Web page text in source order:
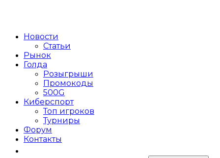
Новости
Статьи
Рынок
Голда
Розыгрыши
Промокоды
500G
Киберспорт
Топ игроков
Турниры
Форум
Контакты